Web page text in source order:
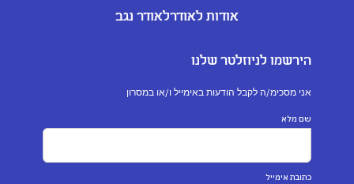
אודות לאודרלאודר נגב
הירשמו לניוזלטר שלנו
אני מסכימ/ה לקבל הודעות באימייל ו/או במסרון
שם מלא
כתובת אימייל